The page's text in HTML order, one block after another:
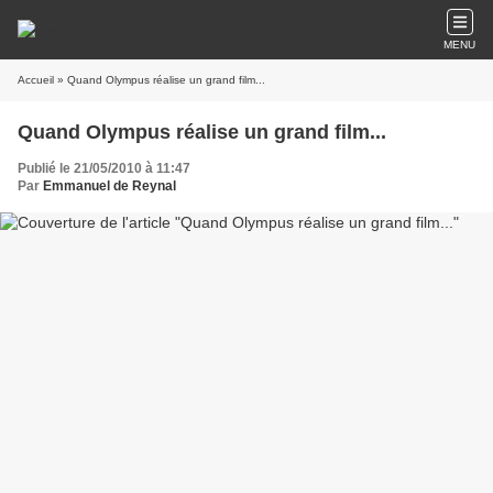
MENU
Accueil » Quand Olympus réalise un grand film...
Quand Olympus réalise un grand film...
Publié le 21/05/2010 à 11:47
Par Emmanuel de Reynal